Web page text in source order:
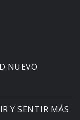
NUEVO
Y SENTIR MÁS